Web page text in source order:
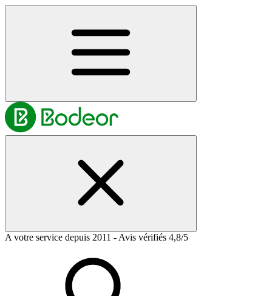
A votre service depuis 2011 - Avis vérifiés 4,8/5